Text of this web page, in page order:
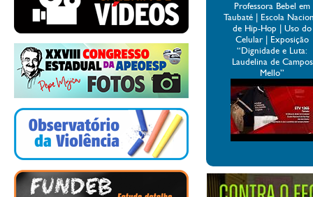
Professora Bebel em
Taubaté | Escola
de Hip-Hop | Uso do
Celular | Exposição
“Dignidade e Luta:
Laudelina de Campos
Mello”